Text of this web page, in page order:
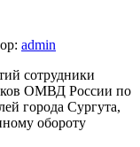
admin
сотрудники
ОМВД России по
города Сургута,
обороту